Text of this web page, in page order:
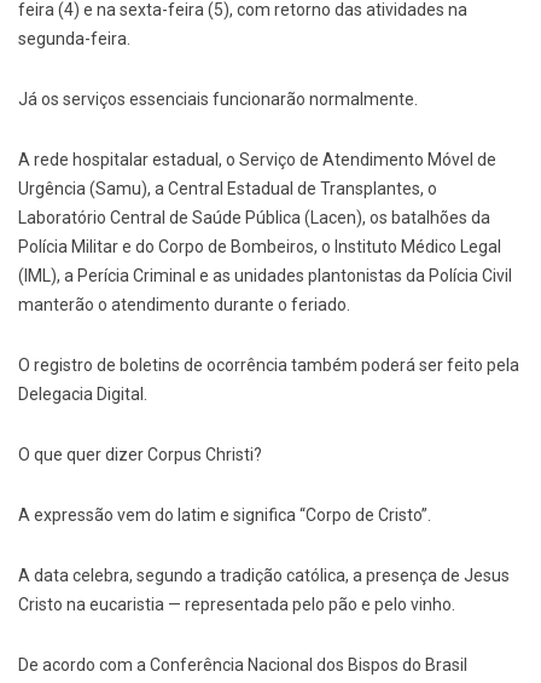
feira (4) e na sexta-feira (5), com retorno das atividades na
segunda-feira.
Já os serviços essenciais funcionarão normalmente.
A rede hospitalar estadual, o Serviço de Atendimento Móvel de
Urgência (Samu), a Central Estadual de Transplantes, o
Laboratório Central de Saúde Pública (Lacen), os batalhões da
Polícia Militar e do Corpo de Bombeiros, o Instituto Médico Legal
(IML), a Perícia Criminal e as unidades plantonistas da Polícia Civil
manterão o atendimento durante o feriado.
O registro de boletins de ocorrência também poderá ser feito pela
Delegacia Digital.
O que quer dizer Corpus Christi?
A expressão vem do latim e significa “Corpo de Cristo”.
A data celebra, segundo a tradição católica, a presença de Jesus
Cristo na eucaristia — representada pelo pão e pelo vinho.
De acordo com a Conferência Nacional dos Bispos do Brasil